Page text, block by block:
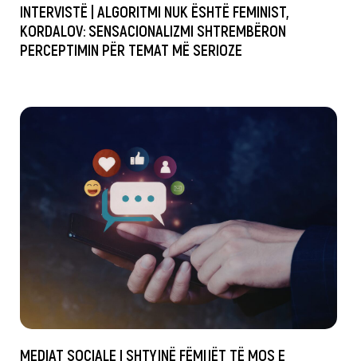
INTERVISTË | ALGORITMI NUK ËSHTË FEMINIST,
KORDALOV: SENSACIONALIZMI SHTREMBËRON
PERCEPTIMIN PËR TEMAT MË SERIOZE
MEDIAT SOCIALE I SHTYJNË FËMIJËT TË MOS E